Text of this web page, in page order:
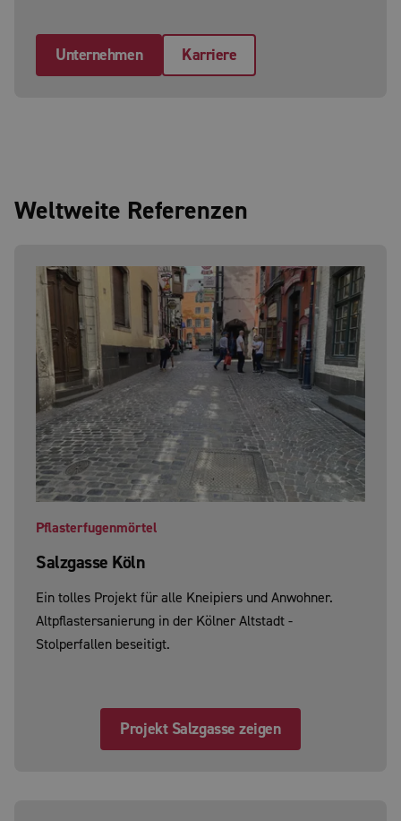
Unternehmen Karriere
Weltweite Referenzen
Pflasterfugenmörtel
Salzgasse Köln
Ein tolles Projekt für alle Kneipiers und Anwohner.
Altpflastersanierung in der Kölner Altstadt -
Stolperfallen beseitigt.
Projekt Salzgasse zeigen